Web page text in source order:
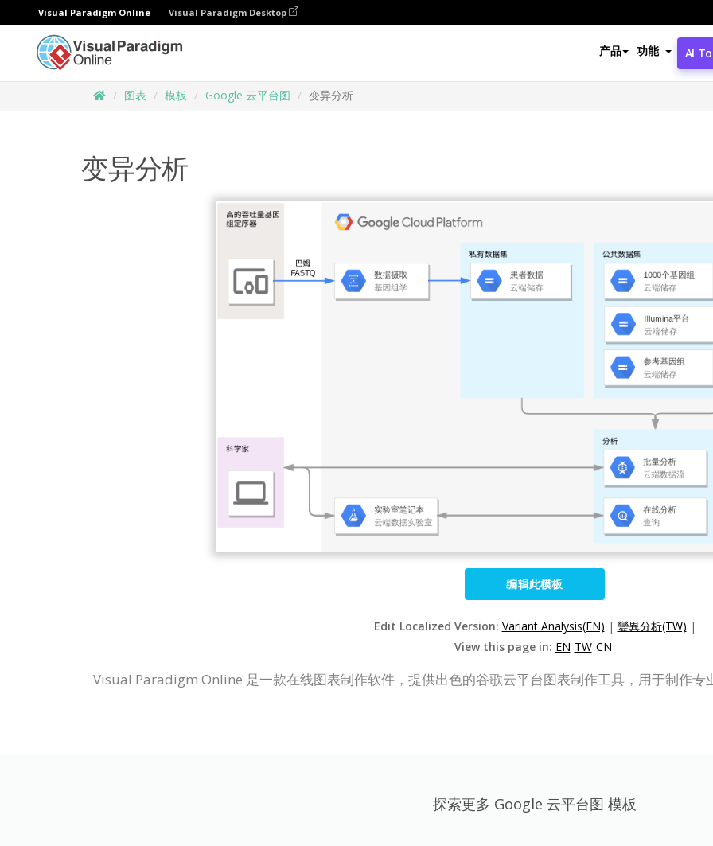
Visual Paradigm Online Visual Paradigm Desktop
产品 功能 AI
图表 模板 Google 云平台图 变异分析
变异分析
编辑此模板
Edit Localized Version: Variant Analysis(EN) | 變異分析(TW) |
View this page in: EN TW CN
Visual Paradigm Online 是一款在线图表制作软件，提供出色的谷歌云平台图表制作工具，用于制作专
探索更多 Google 云平台图 模板